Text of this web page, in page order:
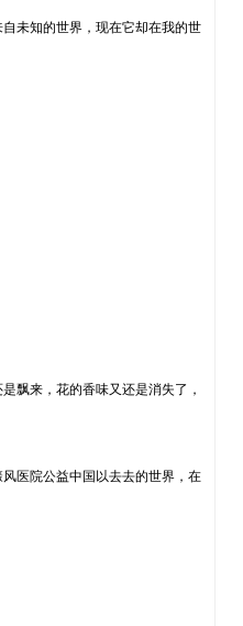
未知的世界，现在它却在我的世
飘来，花的香味又还是消失了，
医院公益中国以去去的世界，在